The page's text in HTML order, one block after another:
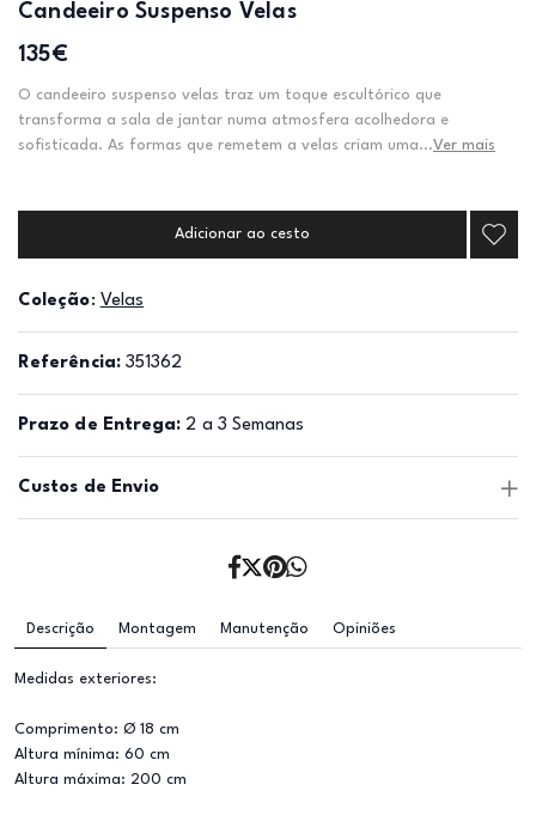
Candeeiro Suspenso Velas
135€
O candeeiro suspenso velas traz um toque escultórico que
transforma a sala de jantar numa atmosfera acolhedora e
sofisticada. As formas que remetem a velas criam uma...Ver mais
Adicionar ao cesto
Coleção: Velas
Referência: 351362
Prazo de Entrega: 2 a 3 Semanas
Custos de Envio
Descrição Montagem Manutenção Opiniões
Medidas exteriores:
Comprimento: Ø 18 cm
Altura mínima: 60 cm
Altura máxima: 200 cm